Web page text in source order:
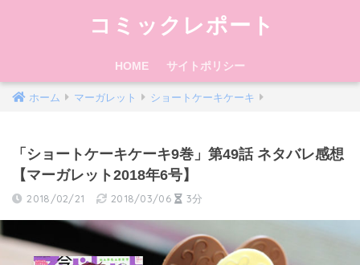
コミックレポート
HOME サイトポリシー
ホーム マーガレット ショートケーキケーキ
「ショートケーキケーキ9巻」第49話 ネタバレ感想
【マーガレット2018年6号】
2018/02/21 2018/03/06 3分